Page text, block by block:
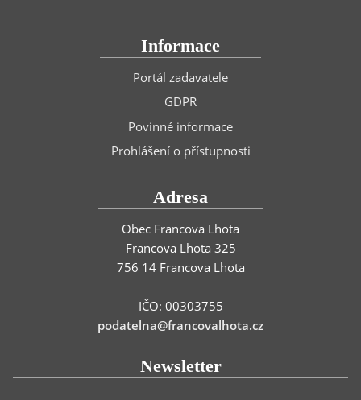
Informace
Portál zadavatele
GDPR
Povinné informace
Prohlášení o přístupnosti
Adresa
Obec Francova Lhota
Francova Lhota 325
756 14 Francova Lhota
IČO: 00303755
podatelna@francovalhota.cz
Newsletter